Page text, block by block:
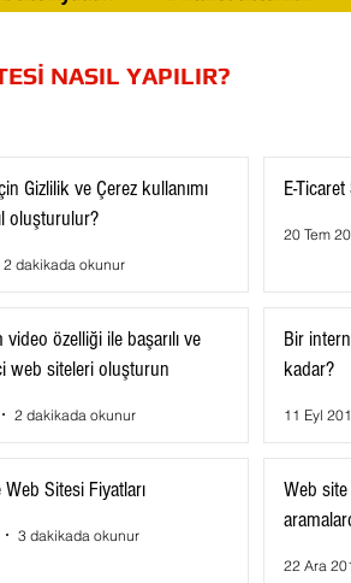
NASIL YAPILIR?
Gizlilik ve Çerez kullanımı
oluşturulur?
2 dakikada okunur
E-
20 Tem
özelliği ile başarılı ve
web siteleri oluşturun
2 dakikada okunur
Bir
kadar?
11 Eyl
Sitesi Fiyatları
3 dakikada okunur
Web
22 Ara